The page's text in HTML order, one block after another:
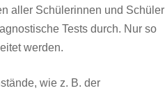
aller Schülerinnen und Schüler
Tests durch. Nur so
werden.
wie z. B. der